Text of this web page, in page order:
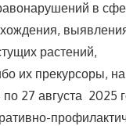
в
растений,
их прекурсоры, на
27 августа 2025